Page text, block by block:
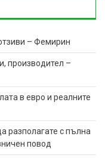
– Фемирин
производител –
в евро и реалните
разполагате с пълна
повод